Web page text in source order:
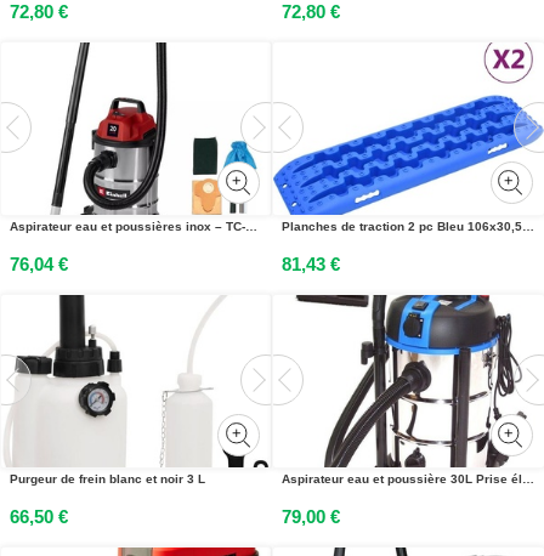
72,80 € 72,80 €
Aspirateur eau et poussières inox – TC-VC 2045 S – 900 W – Cuve 20 L – Fonction soufflage
76,04 €
Planches de traction 2 pc Bleu 106x30,5x7 cm Nylon
81,43 €
Purgeur de frein blanc et noir 3 L
66,50 €
Aspirateur eau et poussière 30L Prise électrique Aspirateur industriel inox 56113
79,00 €